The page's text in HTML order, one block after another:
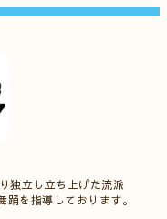
独立し立ち上げた流派
を指導しております。